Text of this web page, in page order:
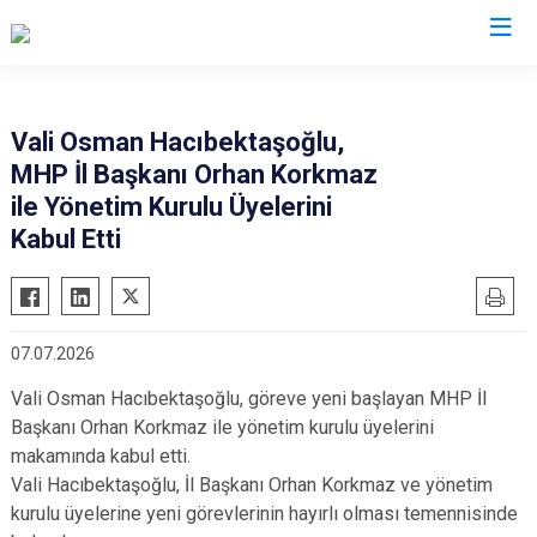
Vali Osman Hacıbektaşoğlu,
MHP İl Başkanı Orhan Korkmaz
ile Yönetim Kurulu Üyelerini
Kabul Etti
07.07.2026
Vali Osman Hacıbektaşoğlu, göreve yeni başlayan MHP İl
Başkanı Orhan Korkmaz ile yönetim kurulu üyelerini
makamında kabul etti.
Vali Hacıbektaşoğlu, İl Başkanı Orhan Korkmaz ve yönetim
kurulu üyelerine yeni görevlerinin hayırlı olması temennisinde